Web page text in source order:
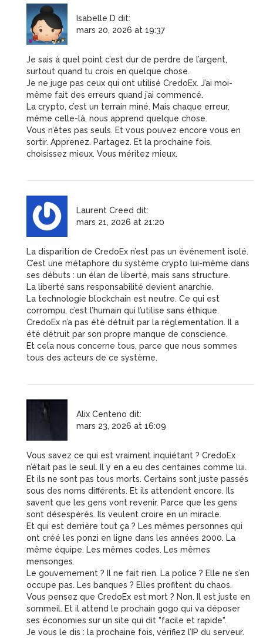
Isabelle D dit:
mars 20, 2026 at 19:37
Je sais à quel point c’est dur de perdre de l’argent,
surtout quand tu crois en quelque chose.
Je ne juge pas ceux qui ont utilisé CredoEx. J’ai moi-
même fait des erreurs quand j’ai commencé.
La crypto, c’est un terrain miné. Mais chaque erreur,
même celle-là, nous apprend quelque chose.
Vous n’êtes pas seuls. Et vous pouvez encore vous en
sortir. Apprenez. Partagez. Et la prochaine fois,
choisissez mieux. Vous méritez mieux.
Laurent Creed dit:
mars 21, 2026 at 21:20
La disparition de CredoEx n’est pas un événement isolé.
C’est une métaphore du système crypto lui-même dans
ses débuts : un élan de liberté, mais sans structure.
La liberté sans responsabilité devient anarchie.
La technologie blockchain est neutre. Ce qui est
corrompu, c’est l’humain qui l’utilise sans éthique.
CredoEx n’a pas été détruit par la réglementation. Il a
été détruit par son propre manque de conscience.
Et cela nous concerne tous, parce que nous sommes
tous des acteurs de ce système.
Alix Centeno dit:
mars 23, 2026 at 16:09
Vous savez ce qui est vraiment inquiétant ? CredoEx
n’était pas le seul. Il y en a eu des centaines comme lui.
Et ils ne sont pas tous morts. Certains sont juste passés
sous des noms différents. Et ils attendent encore. Ils
savent que les gens vont revenir. Parce que les gens
sont désespérés. Ils veulent croire en un miracle.
Et qui est derrière tout ça ? Les mêmes personnes qui
ont créé les ponzi en ligne dans les années 2000. La
même équipe. Les mêmes codes. Les mêmes
mensonges.
Le gouvernement ? Il ne fait rien. La police ? Elle ne s’en
occupe pas. Les banques ? Elles profitent du chaos.
Vous pensez que CredoEx est mort ? Non. Il est juste en
sommeil. Et il attend le prochain gogo qui va déposer
ses économies sur un site qui dit "facile et rapide".
Je vous le dis : la prochaine fois, vérifiez l’IP du serveur.